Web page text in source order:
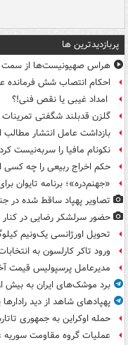
پربازدیدترین ها
هراس صهیونیست‌ها از
احکام انتصاب شش فرمانده
امداد غیبی یا نقص فنی!؟
گلزن قدبلند شگفتی
بازداشت عامل انتشار مطالب
نکونام مافیا را سربه‌نیست کرد
حکم اخراج ربیعی را چه کسی
«جهنم‌دره»؛ برنامه تایوان
تصاویر پهپاد ساقط شده در
حضور سرلشکر رضایی در کنار
تحویل اورژانسی یک‌ونیم
ورود تاکر کارلسون به
مدیرعامل پرسپولیس قیمت
برد موشک‌های ایران به بیش از ۴ هزار کیلومتر
پهپادهای شاهد از دید
حمله اوکراین به جمهوری تاتارستان با ۱۲
عملیات گروه مقاومت سوریه